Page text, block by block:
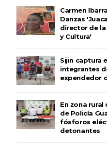
Carmen
Danzas
director de
y Cultura'
Sijin captura
integrantes
expendedor
En zona
de Policía
fósforos
detonantes